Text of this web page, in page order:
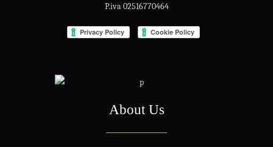
P.iva 02516770464
About Us